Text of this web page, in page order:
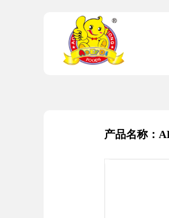
产品名称：